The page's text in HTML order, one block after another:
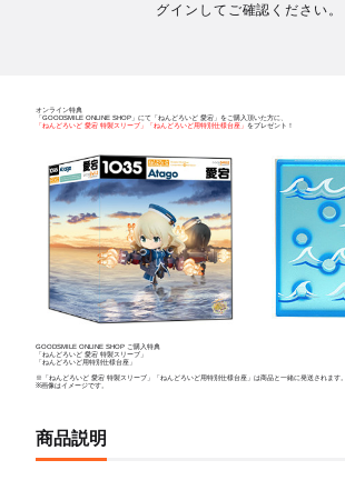
グインしてご確認ください。
オンライン特典
「GOODSMILE ONLINE SHOP」にて「ねんどろいど 愛宕」をご購入頂いた方に、
「ねんどろいど 愛宕 特製スリーブ」「ねんどろいど用特別仕様台座」 をプレゼント！
GOODSMILE ONLINE SHOP ご購入特典
「ねんどろいど 愛宕 特製スリーブ」
「ねんどろいど用特別仕様台座」
※「ねんどろいど 愛宕 特製スリーブ」「ねんどろいど用特別仕様台座」は商品と一緒に発送されます。
※画像はイメージです。
商品説明